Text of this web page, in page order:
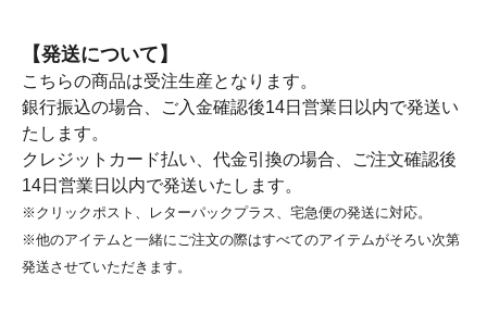
【発送について】
こちらの商品は受注生産となります。
銀行振込の場合、ご入金確認後14日営業日以内で発送い
たします。
クレジットカード払い、代金引換の場合、ご注文確認後
14日営業日以内で発送いたします。
※クリックポスト、レターパックプラス、宅急便の発送に対応。
※他のアイテムと一緒にご注文の際はすべてのアイテムがそろい次第
発送させていただきます。